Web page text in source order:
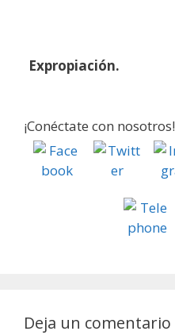
Expropiación.
¡Conéctate con nosotros!
Deja un comentario